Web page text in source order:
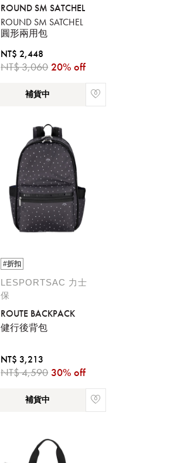
ROUND SM SATCHEL
ROUND SM SATCHEL
圓形兩用包
NT$ 2,448
NT$ 3,060 20% off
補貨中
#折扣
LESPORTSAC 力士
保
ROUTE BACKPACK
健行後背包
NT$ 3,213
NT$ 4,590 30% off
補貨中